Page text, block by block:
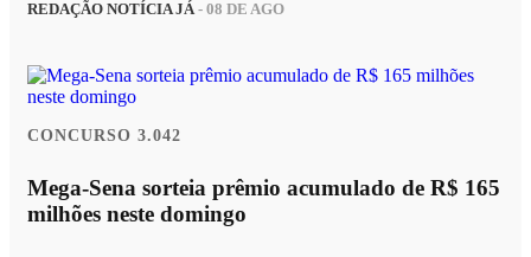
REDAÇÃO NOTÍCIA JÁ- 08 DE AGO
CONCURSO 3.042
Mega-Sena sorteia prêmio acumulado de R$ 165
milhões neste domingo